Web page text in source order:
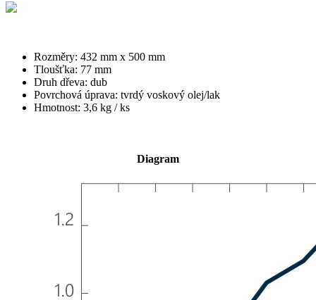
Rozměry: 432 mm x 500 mm
Tloušťka: 77 mm
Druh dřeva: dub
Povrchová úprava: tvrdý voskový olej/lak
Hmotnost: 3,6 kg / ks
Diagram